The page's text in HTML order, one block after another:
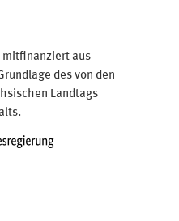
mitfinanziert aus
des von den
Landtags